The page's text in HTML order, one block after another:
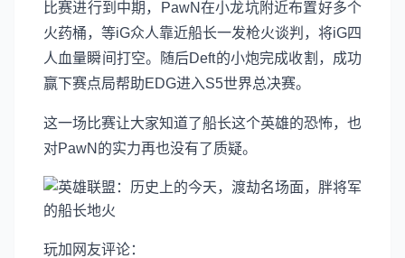
比赛进行到中期，PawN在小龙坑附近布置好多个
火药桶，等iG众人靠近船长一发枪火谈判，将iG四
人血量瞬间打空。随后Deft的小炮完成收割，成功
赢下赛点局帮助EDG进入S5世界总决赛。
这一场比赛让大家知道了船长这个英雄的恐怖，也
对PawN的实力再也没有了质疑。
玩加网友评论：